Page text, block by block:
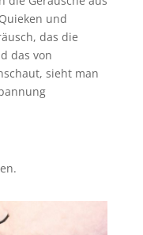
und
das die
das von
sieht man